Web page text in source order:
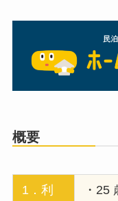
概要
1．利
・25